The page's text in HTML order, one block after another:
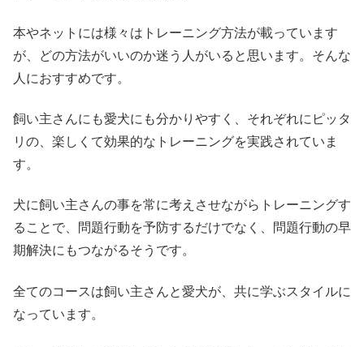
本やネットには様々はトレーニング方法が載っています
が、どの方法がいいのか迷う人がいると思います。そんな
人におすすめです。
飼い主さんにも愛犬にも分かりやすく、それぞれにピッタ
リの、楽しくて効果的なトレーニングを実践されていま
す。
犬に飼い主さんの事を常に考えさせながらトレーニングす
ることで、問題行動を予防するだけでなく、問題行動の早
期解決にもつながるそうです。
全てのコースは飼い主さんと愛犬が、共に学ぶスタイルに
なっています。